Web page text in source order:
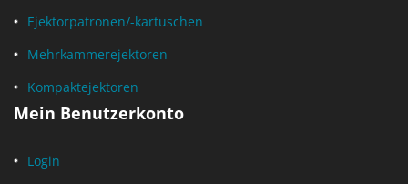
Ejektorpatronen/-kartuschen
Mehrkammerejektoren
Kompaktejektoren
Mein Benutzerkonto
Login